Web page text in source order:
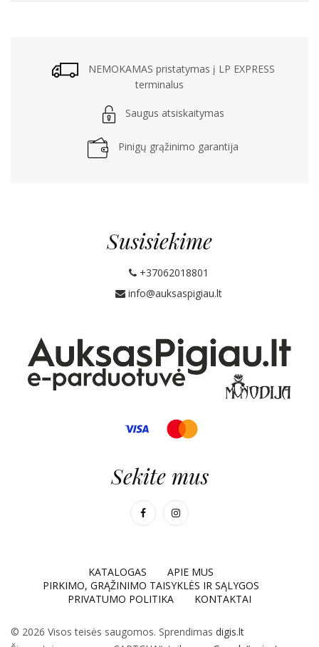
NEMOKAMAS pristatymas į LP EXPRESS
terminalus
Saugus atsiskaitymas
Pinigų grąžinimo garantija
Susisiekime
+37062018801
info@auksaspigiau.lt
Sekite mus
KATALOGAS
APIE MUS
PIRKIMO, GRĄŽINIMO TAISYKLĖS IR SĄLYGOS
PRIVATUMO POLITIKA
KONTAKTAI
© 2026 Visos teisės saugomos. Sprendimas digis.lt